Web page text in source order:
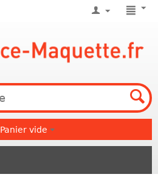
Panier vide